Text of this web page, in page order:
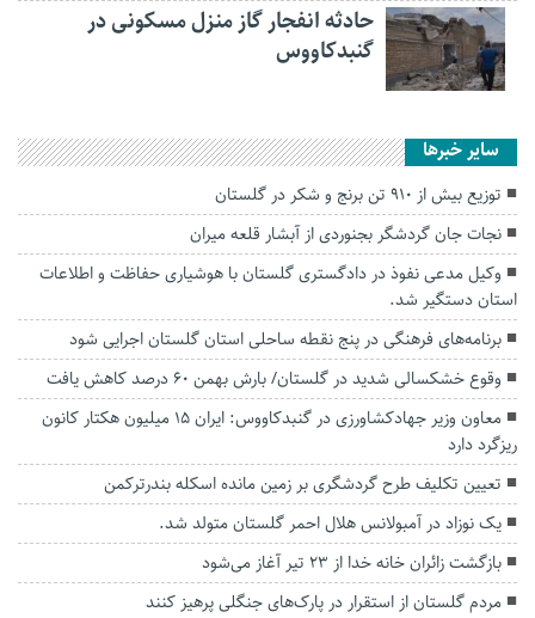
حادثه انفجار گاز منزل مسکونی در
گنبدکاووس
سایر خبرها
توزیع بیش از ۹۱۰ تن برنج و شکر در گلستان
نجات جان گردشگر بجنوردی از آبشار قلعه میران
وکیل مدعی نفوذ در دادگستری گلستان با هوشیاری حفاظت و اطلاعات
استان دستگیر شد.
برنامه‌های فرهنگی در پنج نقطه ساحلی استان گلستان اجرایی شود
وقوع خشکسالی شدید در گلستان/ بارش بهمن ۶۰ درصد کاهش یافت
معاون وزیر جهادکشاورزی در گنبدکاووس: ایران ۱۵ میلیون هکتار کانون
ریزگرد دارد
تعیین تکلیف طرح گردشگری بر زمین مانده‌ اسکله بندرترکمن
یک نوزاد در آمبولانس هلال احمر گلستان متولد شد.
بازگشت زائران خانه خدا از ۲۳ تیر آغاز می‌شود
مردم گلستان از استقرار در پارک‌های جنگلی پرهیز کنند